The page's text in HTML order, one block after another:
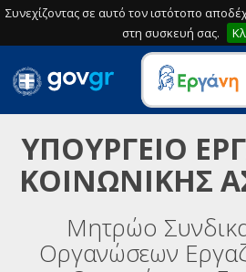
Συνεχίζοντας σε αυτό τον ιστότοπο
στη συσκευή σας.
ΥΠΟΥΡΓΕΙΟ
ΚΟΙΝΩΝΙΚΗΣ
Μητρώο
Οργανώσεων